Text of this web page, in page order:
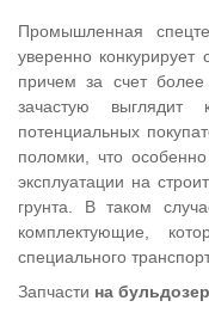
Промышленная
уверенно
причем за счет
зачастую выглядит
потенциальных
поломки, что
эксплуатации на
грунта. В таком
комплектующие,
специального
Запчасти на бульдозер